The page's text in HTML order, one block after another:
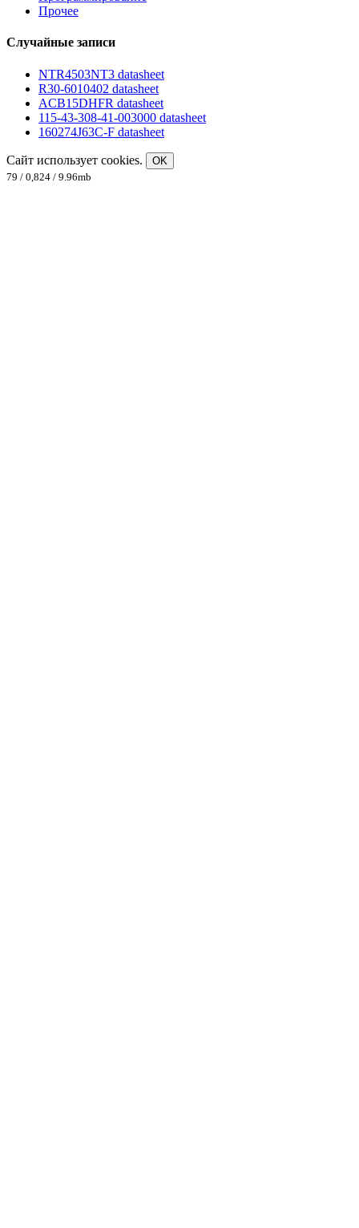
Прочее
Случайные записи
NTR4503NT3 datasheet
R30-6010402 datasheet
ACB15DHFR datasheet
115-43-308-41-003000 datasheet
160274J63C-F datasheet
Сайт использует cookies.
OK
79 / 0,824 / 9.96mb